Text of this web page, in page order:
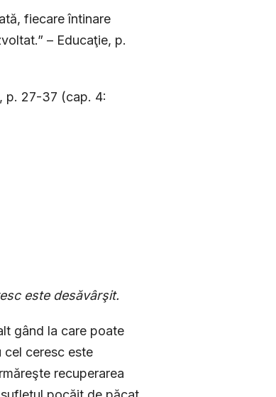
fiecare întinare
– Educaţie, p.
p. 27-37 (cap. 4:
este desăvârşit.
gând la care poate
cel ceresc este
recuperarea